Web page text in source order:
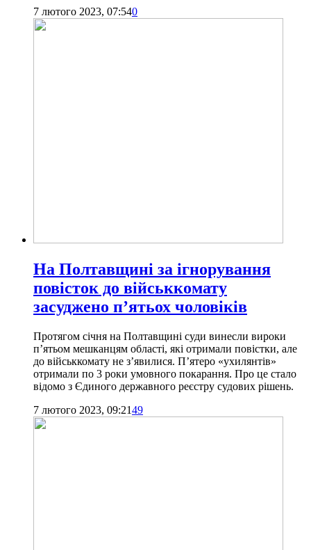
7 лютого 2023, 07:540
На Полтавщині за ігнорування
повісток до військкомату
засуджено п’ятьох чоловіків
Протягом січня на Полтавщині суди винесли вироки
п’ятьом мешканцям області, які отримали повістки, але
до військкомату не з’явилися. П’ятеро «ухилянтів»
отримали по 3 роки умовного покарання. Про це стало
відомо з Єдиного державного реєстру судових рішень.
7 лютого 2023, 09:2149